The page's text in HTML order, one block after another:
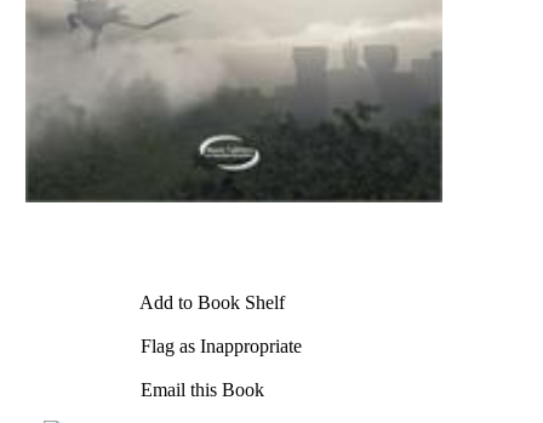
Add to Book Shelf
Flag as Inappropriate
Email this Book